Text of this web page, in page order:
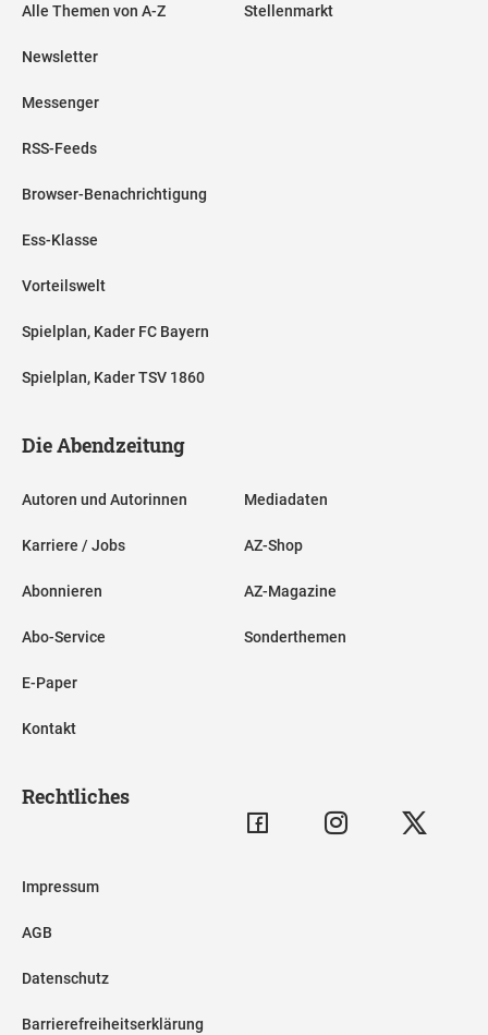
Alle Themen von A-Z
Newsletter
Messenger
RSS-Feeds
Browser-Benachrichtigung
Ess-Klasse
Vorteilswelt
Spielplan, Kader FC Bayern
Spielplan, Kader TSV 1860
Stellenmarkt
Die Abendzeitung
Autoren und Autorinnen
Karriere / Jobs
Abonnieren
Abo-Service
E-Paper
Kontakt
Mediadaten
AZ-Shop
AZ-Magazine
Sonderthemen
Rechtliches
Impressum
AGB
Datenschutz
Barrierefreiheitserklärung